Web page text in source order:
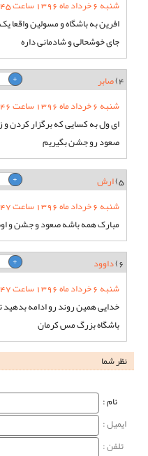
شنبه 6 خرداد ماه 1396 ساعت 12:45
افرین به باشگاه و مسولین واقعا
جای خوشحالی و شادمانی داره
4) صابر
شنبه 6 خرداد ماه 1396 ساعت 12:46
ای ول به کسایی که برگزار کردن
صعود رو جشن بگیریم
5) ارش
شنبه 6 خرداد ماه 1396 ساعت 12:47
مبارک همه باشه صعود و جشن و
6) داوود
شنبه 6 خرداد ماه 1396 ساعت 12:47
خدایی همین روند رو ادامه بدهید
باشگاه بزرگ مس کرمان
نظر شما
نام‌ :
ایمیل :
تلفن :